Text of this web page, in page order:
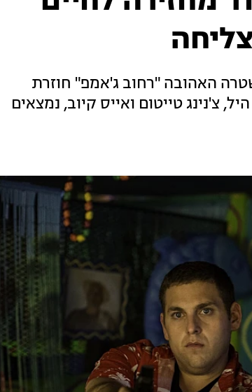
האהובה "רחוב ג'אמפ" חוזרת
צ'נינג טייטום ואייס קיוב, נמצאים